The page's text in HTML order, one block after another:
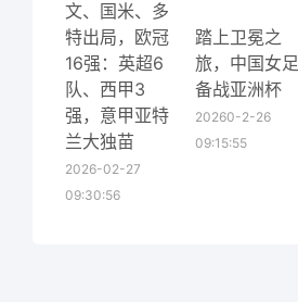
文、国米、多
特出局，欧冠
16强：英超6
队、西甲3
强，意甲亚特
兰大独苗
2026-02-27
09:30:56
踏上卫冕之
旅，中国女足
备战亚洲杯
20260-2-26
09:15:55